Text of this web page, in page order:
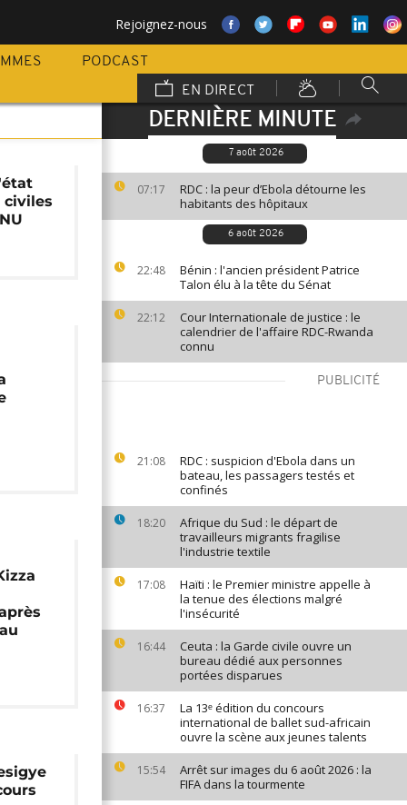
Rejoignez-nous
PODCAST
EN DIRECT
DERNIÈRE MINUTE
7 août 2026
07:17
RDC : la peur d’Ebola détourne les
habitants des hôpitaux
6 août 2026
22:48
Bénin : l'ancien président Patrice
Talon élu à la tête du Sénat
22:12
Cour Internationale de justice : le
calendrier de l'affaire RDC-Rwanda
connu
PUBLICITÉ
21:08
RDC : suspicion d'Ebola dans un
bateau, les passagers testés et
confinés
18:20
Afrique du Sud : le départ de
travailleurs migrants fragilise
l'industrie textile
17:08
Haïti : le Premier ministre appelle à
la tenue des élections malgré
l'insécurité
16:44
Ceuta : la Garde civile ouvre un
bureau dédié aux personnes
portées disparues
16:37
La 13ᵉ édition du concours
international de ballet sud-africain
ouvre la scène aux jeunes talents
15:54
Arrêt sur images du 6 août 2026 : la
FIFA dans la tourmente
civiles